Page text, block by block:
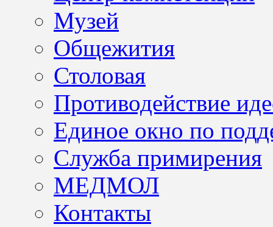
Музей
Общежития
Столовая
Противодействие
Единое окно по
Служба примирения
МЕДМОЛ
Контакты